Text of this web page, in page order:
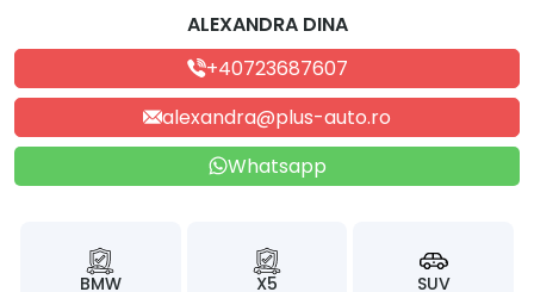
ALEXANDRA DINA
+40723687607
alexandra@plus-auto.ro
Whatsapp
BMW X5 SUV